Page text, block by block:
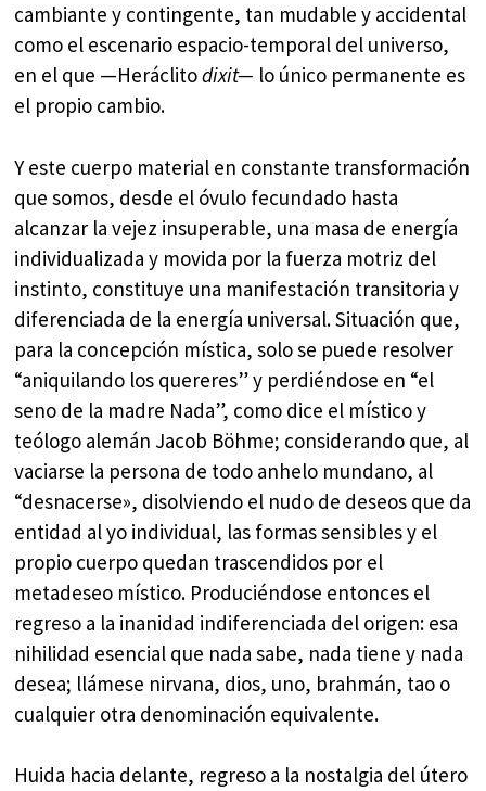
cambiante y contingente, tan mudable y accidental
como el escenario espacio-temporal del universo,
en el que —Heráclitodixit— lo único permanente es
el propio cambio.
Y este cuerpo material en constante transformación
que somos, desde el óvulo fecundado hasta
alcanzar la vejez insuperable, una masa de energía
individualizada y movida por la fuerza motriz del
instinto, constituye una manifestación transitoria y
diferenciada de la energía universal. Situación que,
para la concepción mística, solo se puede resolver
“aniquilando los quereres” y perdiéndose en “el
seno de la madre Nada”, como dice el místico y
teólogo alemán Jacob Böhme; considerando que, al
vaciarse la persona de todo anhelo mundano, al
“desnacerse», disolviendo el nudo de deseos que da
entidad al yo individual, las formas sensibles y el
propio cuerpo quedan trascendidos por el
metadeseo místico. Produciéndose entonces el
regreso a la inanidad indiferenciada del origen: esa
nihilidad esencial que nada sabe, nada tiene y nada
desea; llámese nirvana, dios, uno, brahmán, tao o
cualquier otra denominación equivalente.
Huida hacia delante, regreso a la nostalgia del útero